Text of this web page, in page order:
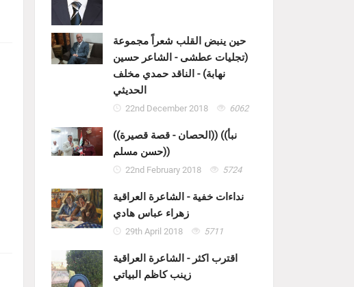
حين ينبض القلب شعراً مجموعة
(تجليات عطشى - الشاعر حسين
نهابة) - الناقد حمدي مخلف
الحديثي
22nd December 2018 6062
((الحصان - قصة قصيرة)) ((نبأ
حسن مسلم))
22nd February 2018 5724
نداءات خفية - الشاعرة العراقية
زهراء عباس هادي
29th April 2018 5711
اقترب اكثر - الشاعرة العراقية
زينب كاظم البياتي